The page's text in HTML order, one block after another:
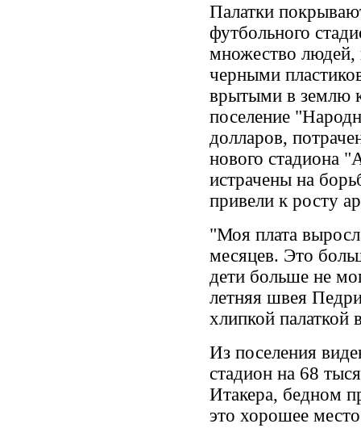
Палатки
футбольного
множество
черными
врытыми в землю
поселение
долларов,
нового стадиона
истрачены на
привели к росту
"Моя плата
месяцев. Это
дети больше не
летняя швея
хлипкой
Из поселения
стадион на 68
Итакера, бедном
это хорошее